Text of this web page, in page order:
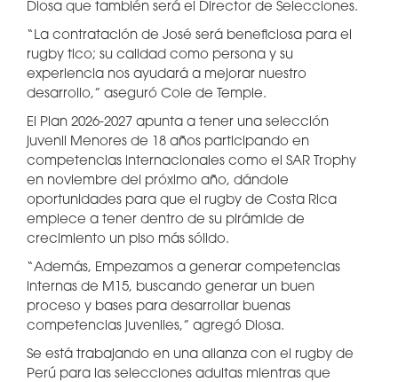
Diosa que también será el Director de Selecciones.
“La contratación de José será beneficiosa para el
rugby tico; su calidad como persona y su
experiencia nos ayudará a mejorar nuestro
desarrollo,” aseguró Cole de Temple.
El Plan 2026-2027 apunta a tener una selección
juvenil Menores de 18 años participando en
competencias internacionales como el SAR Trophy
en noviembre del próximo año, dándole
oportunidades para que el rugby de Costa Rica
empiece a tener dentro de su pirámide de
crecimiento un piso más sólido.
“Además, Empezamos a generar competencias
internas de M15, buscando generar un buen
proceso y bases para desarrollar buenas
competencias juveniles,” agregó Diosa.
Se está trabajando en una alianza con el rugby de
Perú para las selecciones adultas mientras que